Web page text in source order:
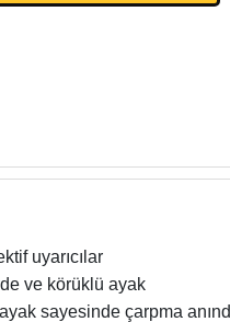
uyarıcılar
ve körüklü ayak
sayesinde çarpma